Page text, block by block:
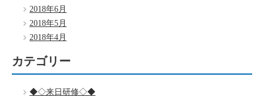
2018年6月
2018年5月
2018年4月
カテゴリー
◆◇来日研修◇◆